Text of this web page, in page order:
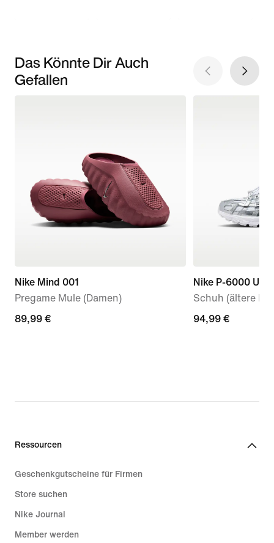
Das Könnte Dir Auch
Gefallen
Nike Mind 001
Pregame Mule (Damen)
89,99 €
89,99 €
Nike P-6000
Schuh (ältere
94,99 €
94,99 €
Ressourcen
Geschenkgutscheine für Firmen
Store suchen
Nike Journal
Member werden